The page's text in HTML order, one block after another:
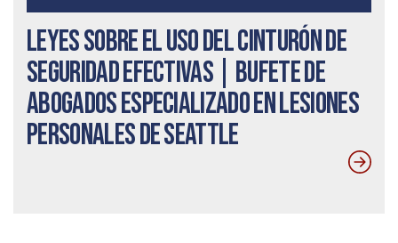
Leyes sobre el uso del cinturón de
seguridad efectivas | Bufete de
abogados especializado en lesiones
personales de Seattle